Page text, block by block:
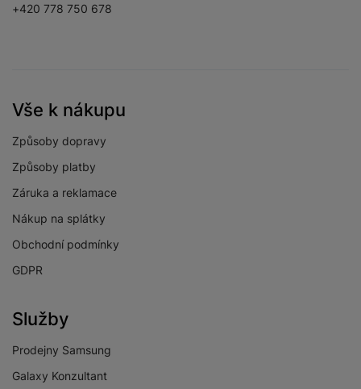
+420 778 750 678
Vše k nákupu
Způsoby dopravy
Způsoby platby
Záruka a reklamace
Nákup na splátky
Obchodní podmínky
GDPR
Služby
Prodejny Samsung
Galaxy Konzultant